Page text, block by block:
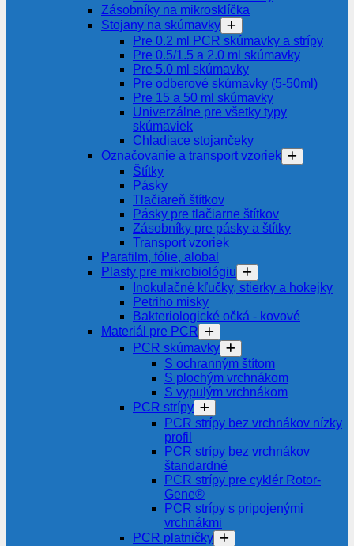
Zásobníky na mikrosklíčka
Stojany na skúmavky
Pre 0.2 ml PCR skúmavky a strípy
Pre 0.5/1.5 a 2.0 ml skúmavky
Pre 5.0 ml skúmavky
Pre odberové skúmavky (5-50ml)
Pre 15 a 50 ml skúmavky
Univerzálne pre všetky typy
skúmaviek
Chladiace stojančeky
Označovanie a transport vzoriek
Štítky
Pásky
Tlačiareň štítkov
Pásky pre tlačiarne štítkov
Zásobníky pre pásky a štítky
Transport vzoriek
Parafilm, fólie, alobal
Plasty pre mikrobiológiu
Inokulačné kľučky, stierky a hokejky
Petriho misky
Bakteriologické očká - kovové
Materiál pre PCR
PCR skúmavky
S ochranným štítom
S plochým vrchnákom
S vypulým vrchnákom
PCR strípy
PCR strípy bez vrchnákov nízky
profil
PCR strípy bez vrchnákov
štandardné
PCR strípy pre cyklér Rotor-
Gene®
PCR strípy s pripojenými
vrchnákmi
PCR platničky